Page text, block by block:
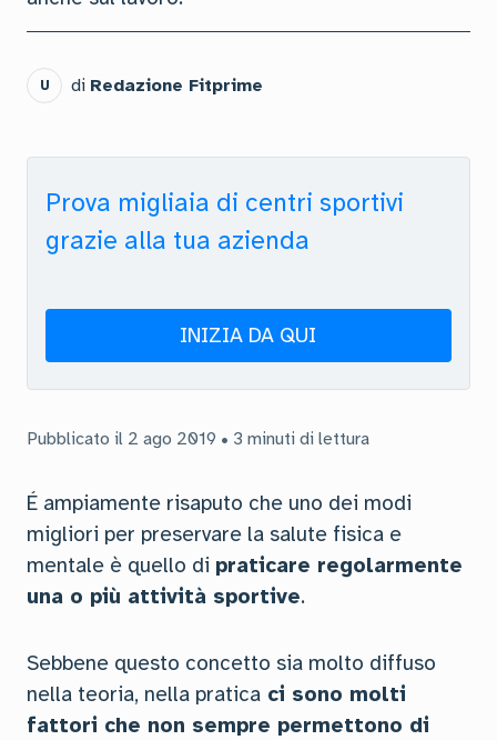
U di Redazione Fitprime
Prova migliaia di centri sportivi
grazie alla tua azienda
INIZIA DA QUI
Pubblicato il 2 ago 2019 • 3 minuti di lettura
É ampiamente risaputo che uno dei modi
migliori per preservare la salute fisica e
mentale è quello di praticare regolarmente
una o più attività sportive.
Sebbene questo concetto sia molto diffuso
nella teoria, nella pratica ci sono molti
fattori che non sempre permettono di